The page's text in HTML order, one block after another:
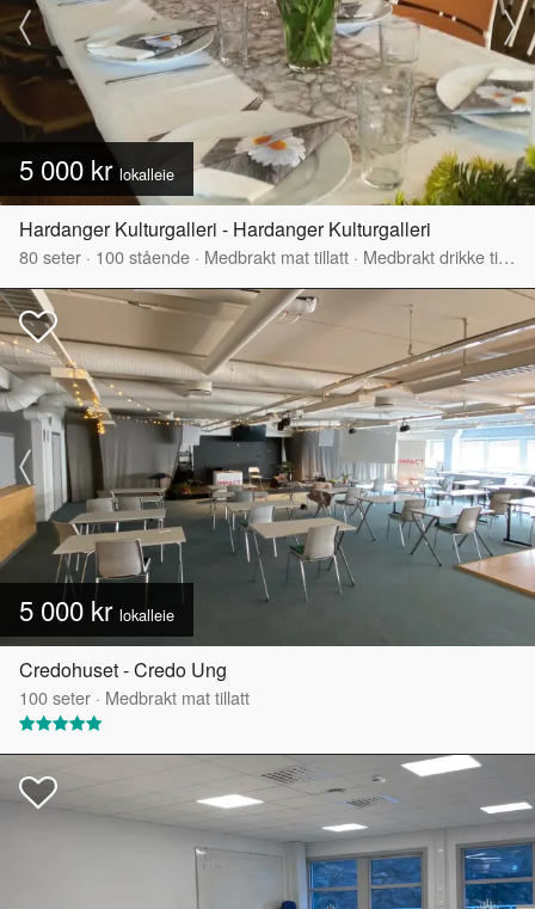
5 000 krlokalleie
Hardanger Kulturgalleri - Hardanger Kulturgalleri
80seter · 100stående · Medbrakt mat tillatt · Medbrakt drikke tillatt
5 000 kr lokalleie
Credohuset - Credo Ung
100seter · Medbrakt mat tillatt